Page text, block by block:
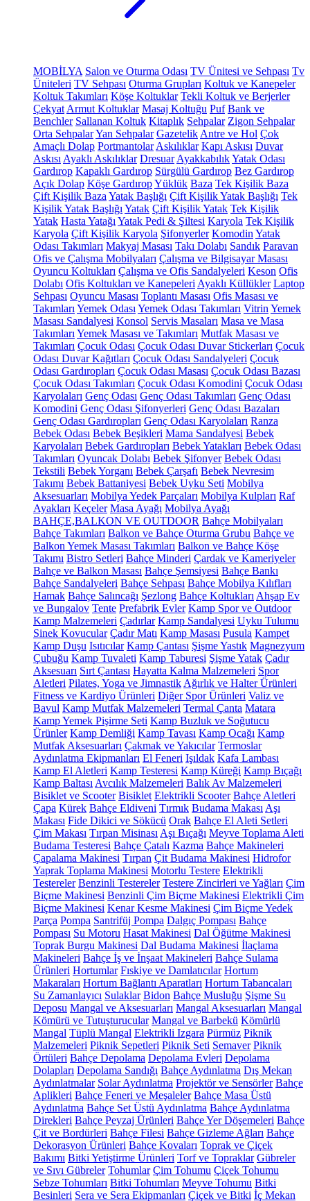
MOBİLYA Salon ve Oturma Odası TV Ünitesi ve Sehpası Tv
Üniteleri TV Sehpası Oturma Grupları Koltuk ve Kanepeler
Koltuk Takımları Köşe Koltuklar Tekli Koltuk ve Berjerler
Çekyat Armut Koltuklar Masaj Koltuğu Puf Bank ve
Benchler Sallanan Koltuk Kitaplık Sehpalar Zigon Sehpalar
Orta SehpalarYan Sehpalar Gazetelik Antre ve Hol Çok
Amaçlı Dolap Portmantolar Askılıklar Kapı Askısı Duvar
Askısı Ayaklı Askılıklar Dresuar AyakkabılıkYatak Odası
Gardırop Kapaklı Gardırop Sürgülü Gardırop Bez Gardırop
Açık Dolap Köşe GardıropYüklük Baza Tek Kişilik Baza
Çift Kişilik Baza Yatak Başlığı Çift Kişilik Yatak Başlığı Tek
Kişilik Yatak Başlığı Yatak Çift Kişilik Yatak Tek Kişilik
Yatak Hasta Yatağı Yatak Pedi & Şiltesi Karyola Tek Kişilik
Karyola Çift Kişilik Karyola Şifonyerler Komodin Yatak
Odası Takımları Makyaj Masası Takı Dolabı Sandık Paravan
Ofis ve Çalışma Mobilyaları Çalışma ve Bilgisayar Masası
Oyuncu Koltukları Çalışma ve Ofis Sandalyeleri Keson Ofis
Dolabı Ofis Koltukları ve Kanepeleri Ayaklı Küllükler Laptop
Sehpası Oyuncu Masası Toplantı Masası Ofis Masası ve
Takımları Yemek Odası Yemek Odası Takımları Vitrin Yemek
Masası Sandalyesi Konsol Servis Masaları Masa ve Masa
Takımları Yemek Masası ve Takımları Mutfak Masası ve
Takımları Çocuk Odası Çocuk Odası Duvar Stickerları Çocuk
Odası Duvar Kağıtları Çocuk Odası Sandalyeleri Çocuk
Odası Gardıropları Çocuk Odası Masası Çocuk Odası Bazası
Çocuk Odası Takımları Çocuk Odası Komodini Çocuk Odası
Karyolaları Genç Odası Genç Odası Takımları Genç Odası
Komodini Genç Odası Şifonyerleri Genç Odası Bazaları
Genç Odası Gardıropları Genç Odası Karyolaları Ranza
Bebek Odası Bebek Beşikleri Mama Sandalyesi Bebek
Karyolaları Bebek Gardıropları Bebek Yatakları Bebek Odası
Takımları Oyuncak Dolabı Bebek Şifonyer Bebek Odası
Tekstili Bebek Yorganı Bebek Çarşafı Bebek Nevresim
Takımı Bebek Battaniyesi Bebek Uyku Seti Mobilya
Aksesuarları Mobilya Yedek Parçaları Mobilya Kulpları Raf
Ayakları Keçeler Masa Ayağı Mobilya Ayağı
BAHÇE,BALKON VE OUTDOOR Bahçe Mobilyaları
Bahçe Takımları Balkon ve Bahçe Oturma Grubu Bahçe ve
Balkon Yemek Masası Takımları Balkon ve Bahçe Köşe
Takımı Bistro Setleri Bahçe Minderi Çardak ve Kameriyeler
Bahçe ve Balkon Masası Bahçe Şemsiyesi Bahçe Bankı
Bahçe Sandalyeleri Bahçe Sehpası Bahçe Mobilya Kılıfları
Hamak Bahçe Salıncağı Şezlong Bahçe Koltukları Ahşap Ev
ve Bungalov Tente Prefabrik Evler Kamp Spor ve Outdoor
Kamp Malzemeleri Çadırlar Kamp Sandalyesi Uyku Tulumu
Sinek Kovucular Çadır Matı Kamp Masası Pusula Kampet
Kamp Duşu Isıtıcılar Kamp Çantası Şişme Yastık Magnezyum
Çubuğu Kamp Tuvaleti Kamp Taburesi Şişme Yatak Çadır
Aksesuarı Sırt Çantası Hayatta Kalma Malzemeleri Spor
Aletleri Pilates, Yoga ve Jimnastik Ağırlık ve Halter Ürünleri
Fitness ve Kardiyo Ürünleri Diğer Spor Ürünleri Valiz ve
Bavul Kamp Mutfak Malzemeleri Termal Çanta Matara
Kamp Yemek Pişirme Seti Kamp Buzluk ve Soğutucu
Ürünler Kamp Demliği Kamp Tavası Kamp Ocağı Kamp
Mutfak Aksesuarları Çakmak ve Yakıcılar Termoslar
Aydınlatma Ekipmanları El Feneri Işıldak Kafa Lambası
Kamp El Aletleri Kamp Testeresi Kamp Küreği Kamp Bıçağı
Kamp Baltası Avcılık Malzemeleri Balık Av Malzemeleri
Bisiklet ve Scooter Bisiklet Elektrikli Scooter Bahçe Aletleri
Çapa Kürek Bahçe Eldiveni Tırmık Budama Makası Aşı
Makası Fide Dikici ve Sökücü Orak Bahçe El Aleti Setleri
Çim Makası Tırpan Misinası Aşı Bıçağı Meyve Toplama Aleti
Budama Testeresi Bahçe Çatalı Kazma Bahçe Makineleri
Çapalama Makinesi Tırpan Çit Budama Makinesi Hidrofor
Yaprak Toplama Makinesi Motorlu Testere Elektrikli
Testereler Benzinli Testereler Testere Zincirleri ve Yağları Çim
Biçme Makinesi Benzinli Çim Biçme Makinesi Elektrikli Çim
Biçme Makinesi Kenar Kesme Makinesi Çim Biçme Yedek
Parça Pompa Santrifüj Pompa Dalgıç Pompası Bahçe
Pompası Su Motoru Hasat Makinesi Dal Öğütme Makinesi
Toprak Burgu Makinesi Dal Budama Makinesi İlaçlama
Makineleri Bahçe İş ve İnşaat Makineleri Bahçe Sulama
Ürünleri Hortumlar Fıskiye ve Damlatıcılar Hortum
Makaraları Hortum Bağlantı Aparatları Hortum Tabancaları
Su Zamanlayıcı Sulaklar Bidon Bahçe Musluğu Şişme Su
Deposu Mangal ve Aksesuarları Mangal Aksesuarları Mangal
Kömürü ve Tutuşturucular Mangal ve Barbekü Kömürlü
Mangal Tüplü Mangal Elektrikli Izgara Pürmüz Piknik
Malzemeleri Piknik Sepetleri Piknik Seti Semaver Piknik
Örtüleri Bahçe Depolama Depolama Evleri Depolama
Dolapları Depolama Sandığı Bahçe Aydınlatma Dış Mekan
Aydınlatmalar Solar Aydınlatma Projektör ve Sensörler Bahçe
Aplikleri Bahçe Feneri ve Meşaleler Bahçe Masa Üstü
Aydınlatma Bahçe Set Üstü Aydınlatma Bahçe Aydınlatma
Direkleri Bahçe Peyzaj Ürünleri Bahçe Yer Döşemeleri Bahçe
Çit ve Bordürleri Bahçe Filesi Bahçe Gizleme Ağları Bahçe
Dekorasyon Ürünleri Bahçe Kovaları Toprak ve Çiçek
Bakımı Bitki Yetiştirme Ürünleri Torf ve Topraklar Gübreler
ve Sıvı Gübreler Tohumlar Çim Tohumu Çiçek Tohumu
Sebze Tohumları Bitki Tohumları Meyve Tohumu Bitki
Besinleri Sera ve Sera Ekipmanları Çiçek ve Bitki İç Mekan